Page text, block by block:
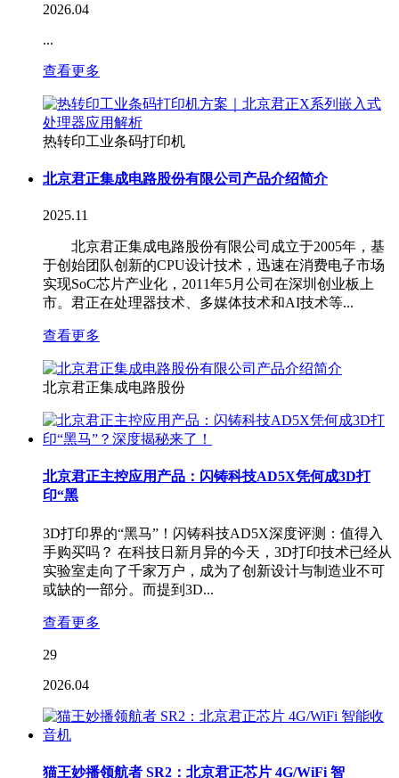
2026.04
...
查看更多
热转印工业条码打印机
北京君正集成电路股份有限公司产品介绍简介
2025.11
北京君正集成电路股份有限公司成立于2005年，基
于创始团队创新的CPU设计技术，迅速在消费电子市场
实现SoC芯片产业化，2011年5月公司在深圳创业板上
市。君正在处理器技术、多媒体技术和AI技术等...
查看更多
北京君正集成电路股份
北京君正主控应用产品：闪铸科技AD5X凭何成3D打
印“黑
3D打印界的“黑马”！闪铸科技AD5X深度评测：值得入
手购买吗？ 在科技日新月异的今天，3D打印技术已经从
实验室走向了千家万户，成为了创新设计与制造业不可
或缺的一部分。而提到3D...
查看更多
29
2026.04
猫王妙播领航者 SR2：北京君正芯片 4G/WiFi 智